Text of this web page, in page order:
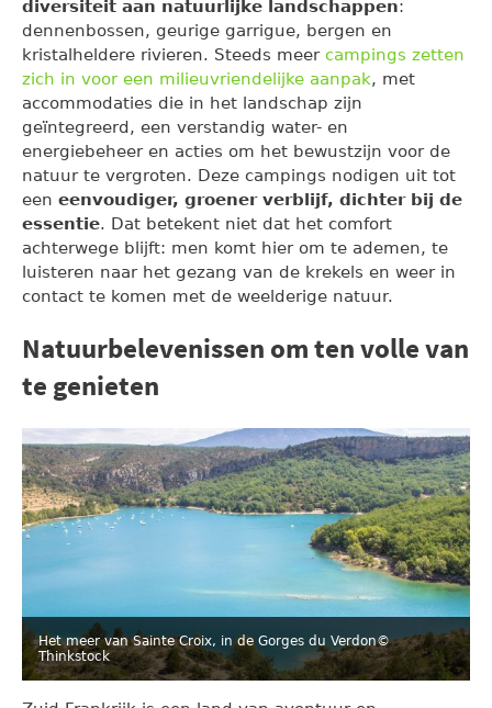
diversiteit aan natuurlijke landschappen:
dennenbossen, geurige garrigue, bergen en
kristalheldere rivieren. Steeds meer campings zetten
zich in voor een milieuvriendelijke aanpak, met
accommodaties die in het landschap zijn
geïntegreerd, een verstandig water- en
energiebeheer en acties om het bewustzijn voor de
natuur te vergroten. Deze campings nodigen uit tot
een eenvoudiger, groener verblijf, dichter bij de
essentie. Dat betekent niet dat het comfort
achterwege blijft: men komt hier om te ademen, te
luisteren naar het gezang van de krekels en weer in
contact te komen met de weelderige natuur.
Natuurbelevenissen om ten volle van
te genieten
Het meer van Sainte Croix, in de Gorges du Verdon©
Thinkstock